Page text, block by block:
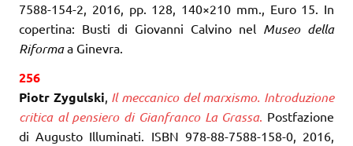
7588-154-2, 2016, pp. 128, 140×210 mm., Euro 15. In
copertina: Busti di Giovanni Calvino nel Museo della
Riformaa Ginevra.
256
Piotr Zygulski, Il meccanico del marxismo. Introduzione
critica al pensiero di Gianfranco La Grassa. Postfazione
di Augusto Illuminati. ISBN 978-88-7588-158-0, 2016,